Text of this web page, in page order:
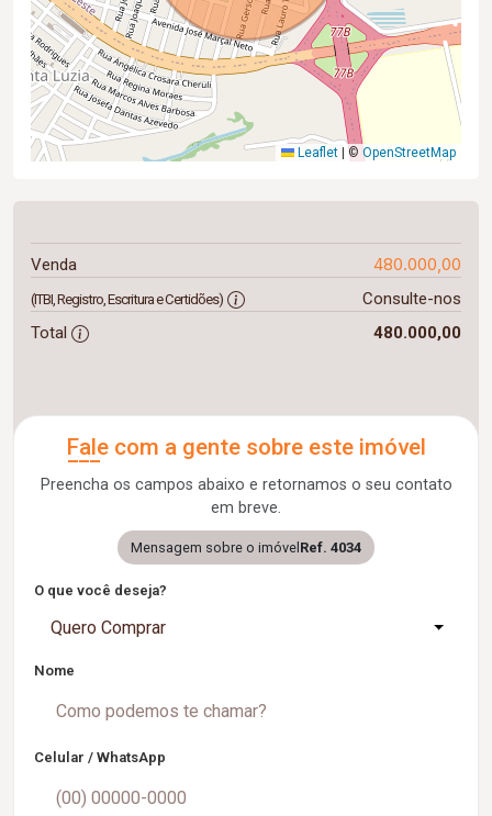
Leaflet © OpenStreetMap
Venda 480.000,00
(ITBI, Registro, Escritura e Certidões)
Consulte-nos
Total
480.000,00
Fale com a gente sobre este imóvel
Preencha os campos abaixo e retornamos o seu contato
em breve.
Mensagem sobre o imóvel Ref. 4034
O que você deseja?
Quero Comprar
Nome
Celular / WhatsApp